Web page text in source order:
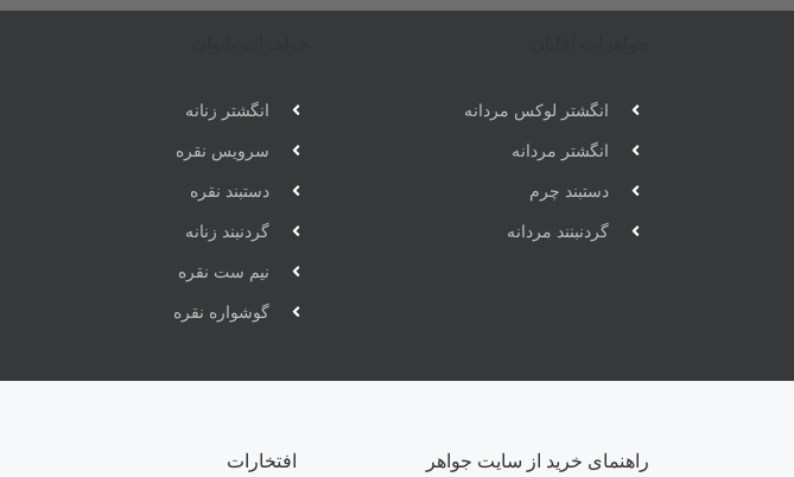
انگشتر لوکس مردانه
انگشتر مردانه
دستبند چرم
گردنبنند مردانه
انگشتر زنانه
سرویس نقره
دستبند نقره
گردنبند زنانه
نیم ست نقره
گوشواره نقره
راهنمای خرید از سایت جواهر افتخارات